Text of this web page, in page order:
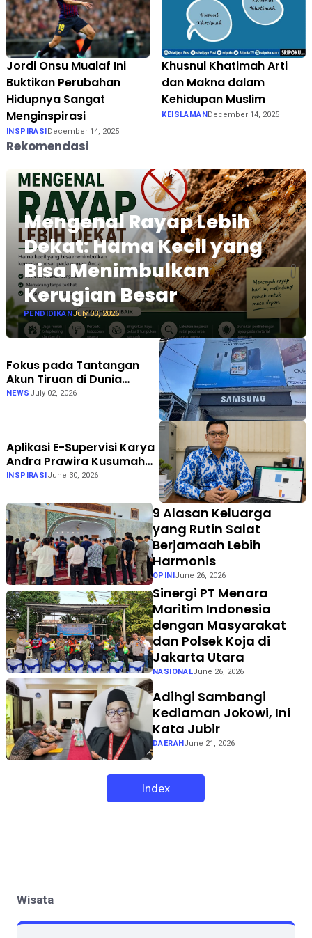
Jordi Onsu Mualaf Ini
Buktikan Perubahan
Hidupnya Sangat
Menginspirasi
INSPIRASI December 14, 2025
Khusnul Khatimah Arti
dan Makna dalam
Kehidupan Muslim
KEISLAMAN December 14, 2025
Rekomendasi
Mengenal Rayap Lebih
Dekat: Hama Kecil yang
Bisa Menimbulkan
Kerugian Besar
PENDIDIKAN July 03, 2026
Fokus pada Tantangan
Akun Tiruan di Dunia
Digital, Marak Akun Tiruan,
Resmi
NEWS July 02, 2026
Aplikasi E-Supervisi Karya
Andra Prawira Kusumah
Dukung Pendidikan Inklusif
INSPIRASI June 30, 2026
9 Alasan Keluarga
yang Rutin Salat
Berjamaah Lebih
Harmonis
OPINI June 26, 2026
Sinergi PT Menara
Maritim Indonesia
dengan Masyarakat
dan Polsek Koja di
Jakarta Utara
NASIONALJune 26, 2026
Adihgi Sambangi
Kediaman Jokowi, Ini
Kata Jubir
DAERAHJune 21, 2026
Index
Wisata